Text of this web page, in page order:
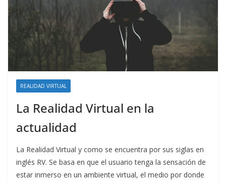
REALIDAD VIRTUAL
La Realidad Virtual en la
actualidad
La Realidad Virtual y como se encuentra por sus siglas en
inglés RV. Se basa en que el usuario tenga la sensación de
estar inmerso en un ambiente virtual, el medio por donde